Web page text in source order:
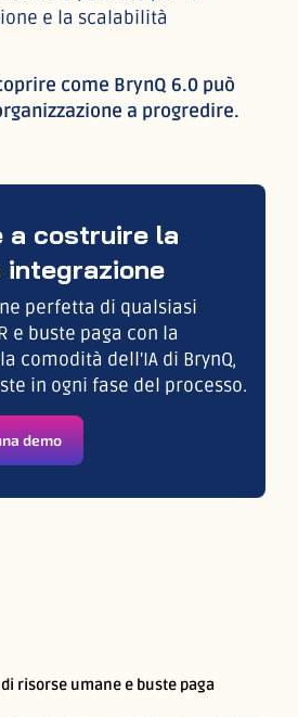
e la scalabilità
come BrynQ 6.0 può
a progredire.
a costruire la
integrazione
perfetta di qualsiasi
e buste paga con la
comodità dell'IA di BrynQ,
in ogni fase del processo.
demo
risorse umane e buste paga